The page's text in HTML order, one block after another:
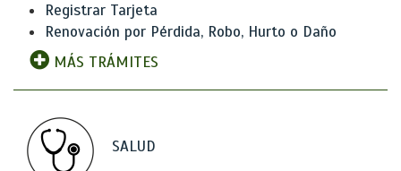
Registrar Tarjeta
Renovación por Pérdida, Robo, Hurto o Daño
MÁS TRÁMITES
SALUD